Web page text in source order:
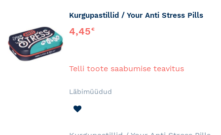
Kurgupastillid / Your Anti Stress Pills
4,45€
Telli toote saabumise teavitus
Läbimüüdud